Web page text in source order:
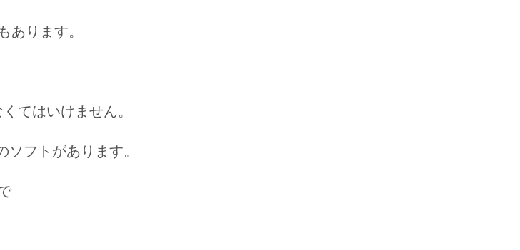
あります。
てはいけません。
フトがあります。